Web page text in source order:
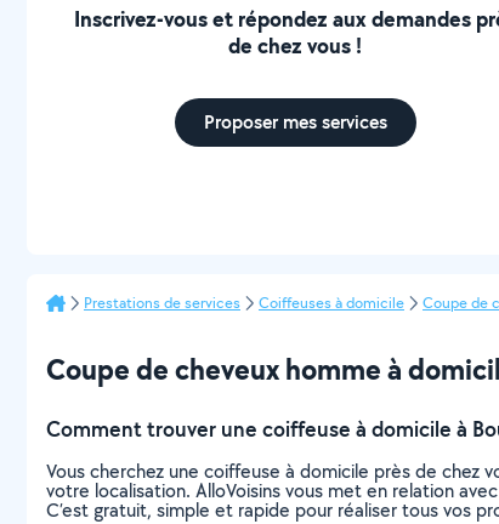
Inscrivez-vous et répondez aux demandes
de chez vous !
Proposer mes services
Prestations de services Coiffeuses à domicile Coupe de
Coupe de cheveux homme à
Comment trouver une coiffeuse à domicile à
Vous cherchez une coiffeuse à domicile près de
votre localisation. AlloVoisins vous met en relation
C’est gratuit, simple et rapide pour réaliser tous vos